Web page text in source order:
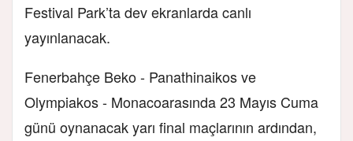
Festival Park’ta dev ekranlarda canlı
yayınlanacak.
Fenerbahçe Beko - Panathinaikos ve
Olympiakos - Monacoarasında 23 Mayıs Cuma
günü oynanacak yarı final maçlarının ardından,